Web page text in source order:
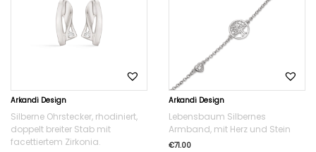
Arkandi Design
Silberne Ohrstecker, rhodiniert,
doppelt breiter Stab mit
facettiertem Zirkonia.
Arkandi Design
Lebensbaum Silbernes
Armband, mit Herz und Stein
€71.00